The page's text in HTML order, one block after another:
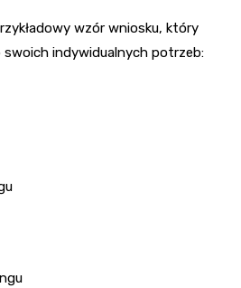
wzór wniosku, który
indywidualnych potrzeb: